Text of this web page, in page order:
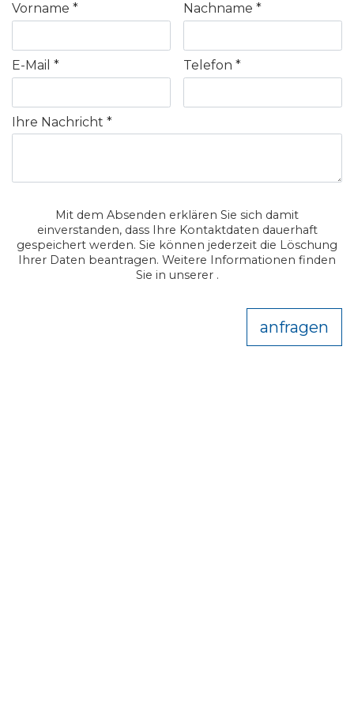
Vorname Nachname
E-Mail Telefon
Ihre Nachricht
Mit dem Absenden erklären Sie sich damit
einverstanden, dass Ihre Kontaktdaten dauerhaft
gespeichert werden. Sie können jederzeit die Löschung
Ihrer Daten beantragen. Weitere Informationen finden
Sie in unserer .
anfragen